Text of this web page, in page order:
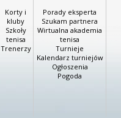
Korty i
kluby
Szkoły
tenisa
Trenerzy
Porady eksperta
Szukam partnera
Wirtualna akademia
tenisa
Turnieje
Kalendarz turniejów
Ogłoszenia
Pogoda